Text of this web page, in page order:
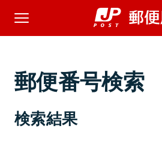
郵便番号検索
検索結果